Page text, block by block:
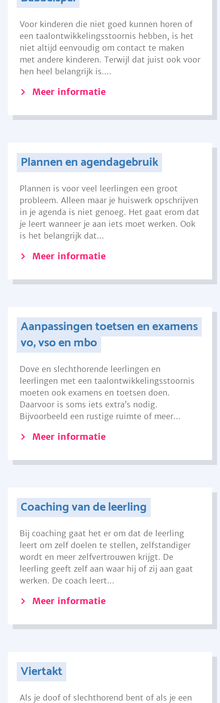
Voor kinderen die niet goed kunnen horen of
een taalontwikkelingsstoornis hebben, is het
niet altijd eenvoudig om contact te maken
met andere kinderen. Terwijl dat juist ook voor
hen heel belangrijk is....
Meer informatie
Plannen en agendagebruik
Plannen is voor veel leerlingen een groot
probleem. Alleen maar je huiswerk opschrijven
in je agenda is niet genoeg. Het gaat erom dat
je leert wanneer je aan iets moet werken. Ook
is het belangrijk dat...
Meer informatie
Aanpassingen toetsen en examens
vo, vso en mbo
Dove en slechthorende leerlingen en
leerlingen met een taalontwikkelingsstoornis
moeten ook examens en toetsen doen.
Daarvoor is soms iets extra’s nodig.
Bijvoorbeeld een rustige ruimte of meer...
Meer informatie
Coaching van de leerling
Bij coaching gaat het er om dat de leerling
leert om zelf doelen te stellen, zelfstandiger
wordt en meer zelfvertrouwen krijgt. De
leerling geeft zelf aan waar hij of zij aan gaat
werken. De coach leert...
Meer informatie
Viertakt
Als je doof of slechthorend bent of als je een